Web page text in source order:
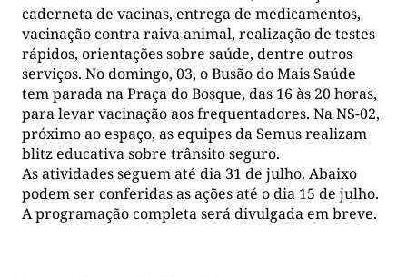
caderneta de vacinas, entrega de medicamentos,
vacinação contra raiva animal, realização de testes
rápidos, orientações sobre saúde, dentre outros
serviços. No domingo, 03, o Busão do Mais Saúde
tem parada na Praça do Bosque, das 16 às 20 horas,
para levar vacinação aos frequentadores. Na NS-02,
próximo ao espaço, as equipes da Semus realizam
blitz educativa sobre trânsito seguro.
As atividades seguem até dia 31 de julho. Abaixo
podem ser conferidas as ações até o dia 15 de julho.
A programação completa será divulgada em breve.